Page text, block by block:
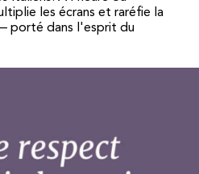
les écrans et raréfie la
porté dans l'esprit du